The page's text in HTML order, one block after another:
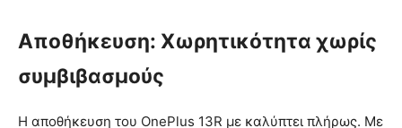
Αποθήκευση: Χωρητικότητα χωρίς
συμβιβασμούς
Η αποθήκευση του OnePlus 13R με καλύπτει πλήρως. Με